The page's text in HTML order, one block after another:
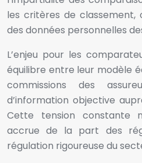
les critères de
des données personnelles
L’enjeu pour les
équilibre entre leur modèle
commissions des
d’information objective
Cette tension constante
accrue de la part des
régulation rigoureuse du